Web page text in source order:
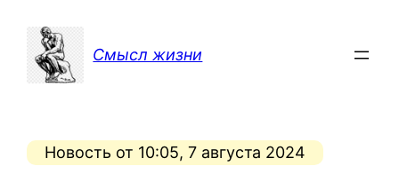
содержимому
Смысл жизни
Новость от 10:05, 7 августа 2024